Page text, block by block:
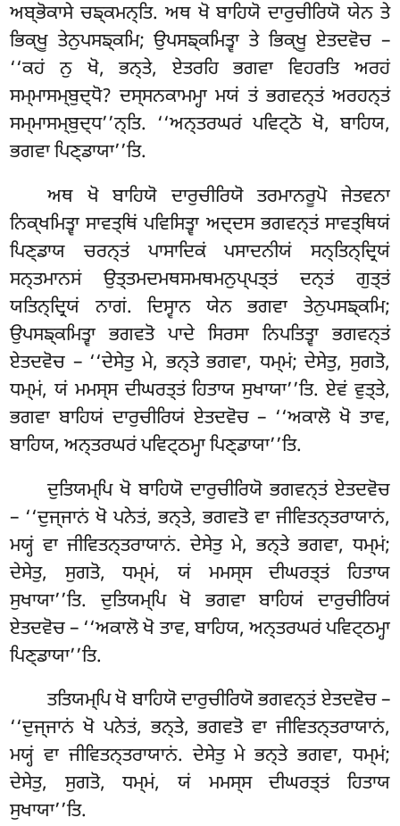
ਅਬ੍ਭੋਕਾਸੇ ਚਙ੍ਕਮਨ੍ਤਿ. ਅਥ ਖੋ ਬਾਹਿਯੋ ਦਾਰੁਚੀਰਿਯੋ ਯੇਨ ਤੇ
ਭਿਕ੍ਖੂ ਤੇਨੁਪਸਙ੍ਕਮਿ; ਉਪਸਙ੍ਕਮਿਤ੍ਵਾ ਤੇ ਭਿਕ੍ਖੂ ਏਤਦਵੋਚ –
‘‘ਕਹਂ ਨੁ ਖੋ, ਭਨ੍ਤੇ, ਏਤਰਹਿ ਭਗਵਾ ਵਿਹਰਤਿ ਅਰਹਂ
ਸਮ੍ਮਾਸਮ੍ਬੁਦ੍ਧੋ? ਦਸ੍ਸਨਕਾਮਮ੍ਹਾ ਮਯਂ ਤਂਭਗਵਨ੍ਤਂ ਅਰਹਨ੍ਤਂ
ਸਮ੍ਮਾਸਮ੍ਬੁਦ੍ਧ’’ਨ੍ਤਿ. ‘‘ਅਨ੍ਤਰਘਰਂ ਪਵਿਟ੍ਠੋ ਖੋ, ਬਾਹਿਯ,
ਭਗਵਾ ਪਿਣ੍ਡਾਯਾ’’ਤਿ.
ਅਥ ਖੋ ਬਾਹਿਯੋ ਦਾਰੁਚੀਰਿਯੋ ਤਰਮਾਨਰੂਪੋ ਜੇਤਵਨਾ
ਨਿਕ੍ਖਮਿਤ੍ਵਾ ਸਾਵਤ੍ਥਿਂ ਪਵਿਸਿਤ੍ਵਾ ਅਦ੍ਦਸ ਭਗਵਨ੍ਤਂ ਸਾਵਤ੍ਥਿਯਂ
ਪਿਣ੍ਡਾਯ ਚਰਨ੍ਤਂ ਪਾਸਾਦਿਕਂ ਪਸਾਦਨੀਯਂ ਸਨ੍ਤਿਨ੍ਦ੍ਰਿਯਂ
ਸਨ੍ਤਮਾਨਸਂਉਤ੍ਤਮਦਮਥਸਮਥਮਨੁਪ੍ਪਤ੍ਤਂ ਦਨ੍ਤਂ ਗੁਤ੍ਤਂ
ਯਤਿਨ੍ਦ੍ਰਿਯਂ ਨਾਗਂ. ਦਿਸ੍ਵਾਨ ਯੇਨ ਭਗਵਾ ਤੇਨੁਪਸਙ੍ਕਮਿ;
ਉਪਸਙ੍ਕਮਿਤ੍ਵਾ ਭਗਵਤੋ ਪਾਦੇ ਸਿਰਸਾ ਨਿਪਤਿਤ੍ਵਾ ਭਗਵਨ੍ਤਂ
ਏਤਦਵੋਚ – ‘‘ਦੇਸੇਤੁ ਮੇ, ਭਨ੍ਤੇ ਭਗਵਾ, ਧਮ੍ਮਂ; ਦੇਸੇਤੁ, ਸੁਗਤੋ,
ਧਮ੍ਮਂ, ਯਂ ਮਮਸ੍ਸ ਦੀਘਰਤ੍ਤਂ ਹਿਤਾਯ ਸੁਖਾਯਾ’’ਤਿ. ਏਵਂ ਵੁਤ੍ਤੇ,
ਭਗਵਾ ਬਾਹਿਯਂ ਦਾਰੁਚੀਰਿਯਂ ਏਤਦਵੋਚ – ‘‘ਅਕਾਲੋ ਖੋ ਤਾਵ,
ਬਾਹਿਯ, ਅਨ੍ਤਰਘਰਂ ਪਵਿਟ੍ਠਮ੍ਹਾ ਪਿਣ੍ਡਾਯਾ’’ਤਿ.
ਦੁਤਿਯਮ੍ਪਿ ਖੋ ਬਾਹਿਯੋ ਦਾਰੁਚੀਰਿਯੋ ਭਗਵਨ੍ਤਂ ਏਤਦਵੋਚ
– ‘‘ਦੁਜ੍ਜਾਨਂ ਖੋ ਪਨੇਤਂ, ਭਨ੍ਤੇ, ਭਗਵਤੋ ਵਾ ਜੀਵਿਤਨ੍ਤਰਾਯਾਨਂ,
ਮਯ੍ਹਂ ਵਾ ਜੀਵਿਤਨ੍ਤਰਾਯਾਨਂ. ਦੇਸੇਤੁ ਮੇ, ਭਨ੍ਤੇ ਭਗਵਾ, ਧਮ੍ਮਂ;
ਦੇਸੇਤੁ, ਸੁਗਤੋ, ਧਮ੍ਮਂ, ਯਂ ਮਮਸ੍ਸ ਦੀਘਰਤ੍ਤਂ ਹਿਤਾਯ
ਸੁਖਾਯਾ’’ਤਿ. ਦੁਤਿਯਮ੍ਪਿ ਖੋ ਭਗਵਾ ਬਾਹਿਯਂ ਦਾਰੁਚੀਰਿਯਂ
ਏਤਦਵੋਚ – ‘‘ਅਕਾਲੋ ਖੋ ਤਾਵ, ਬਾਹਿਯ, ਅਨ੍ਤਰਘਰਂ ਪਵਿਟ੍ਠਮ੍ਹਾ
ਪਿਣ੍ਡਾਯਾ’’ਤਿ.
ਤਤਿਯਮ੍ਪਿ ਖੋ ਬਾਹਿਯੋ ਦਾਰੁਚੀਰਿਯੋ ਭਗਵਨ੍ਤਂ ਏਤਦਵੋਚ –
‘‘ਦੁਜ੍ਜਾਨਂ ਖੋ ਪਨੇਤਂ, ਭਨ੍ਤੇ, ਭਗਵਤੋ ਵਾ ਜੀਵਿਤਨ੍ਤਰਾਯਾਨਂ,
ਮਯ੍ਹਂ ਵਾ ਜੀਵਿਤਨ੍ਤਰਾਯਾਨਂ. ਦੇਸੇਤੁ ਮੇ ਭਨ੍ਤੇ ਭਗਵਾ, ਧਮ੍ਮਂ;
ਦੇਸੇਤੁ, ਸੁਗਤੋ, ਧਮ੍ਮਂ, ਯਂ ਮਮਸ੍ਸ ਦੀਘਰਤ੍ਤਂ ਹਿਤਾਯ
ਸੁਖਾਯਾ’’ਤਿ.